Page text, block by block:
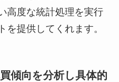
高度な統計処理を実行
を提供してくれます。
傾向を分析し具体的